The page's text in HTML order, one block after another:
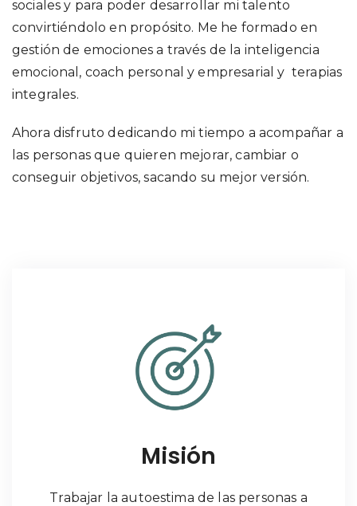
sociales y para poder desarrollar mi talento
convirtiéndolo en propósito. Me he formado en
gestión de emociones a través de la inteligencia
emocional, coach personal y empresarial y terapias
integrales.
Ahora disfruto dedicando mi tiempo a acompañar a
las personas que quieren mejorar, cambiar o
conseguir objetivos, sacando su mejor versión.
Misión
Trabajar la autoestima de las personas a